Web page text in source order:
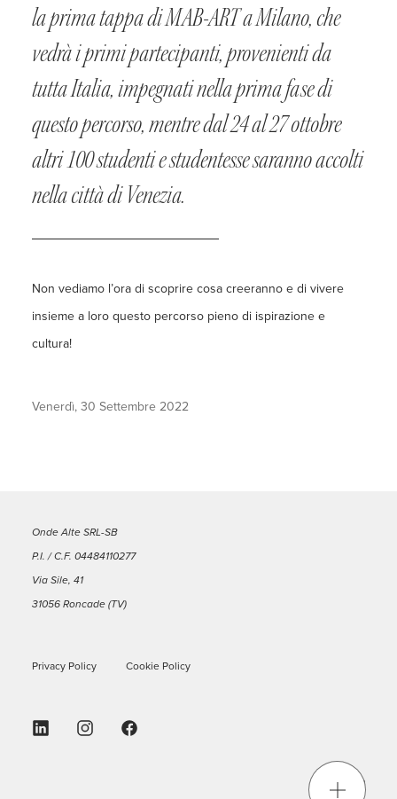
la prima tappa di MAB-ART a Milano, che
vedrà i primi partecipanti, provenienti da
tutta Italia, impegnati nella prima fase di
questo percorso, mentre dal 24 al 27 ottobre
altri 100 studenti e studentesse saranno accolti
nella città di Venezia.
Non vediamo l’ora di scoprire cosa creeranno e di vivere
insieme a loro questo percorso pieno di ispirazione e
cultura!
Venerdì, 30 Settembre 2022
Onde Alte SRL-SB
P.I. / C.F. 04484110277
Via Sile, 41
31056 Roncade (TV)
Privacy Policy Cookie Policy